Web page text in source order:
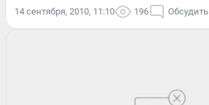
14 сентября, 2010, 11:10 196 Обсудить